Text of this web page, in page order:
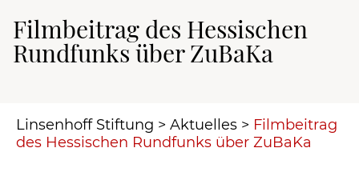
Filmbeitrag des Hessischen
Rundfunks über ZuBaKa
Linsenhoff Stiftung > Aktuelles > Filmbeitrag
des Hessischen Rundfunks über ZuBaKa